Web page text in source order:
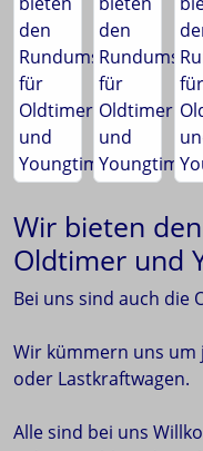
Wir bieten
Oldtimer und
Bei uns sind auch die
Wir kümmern uns um
oder Lastkraftwagen.
Alle sind bei uns